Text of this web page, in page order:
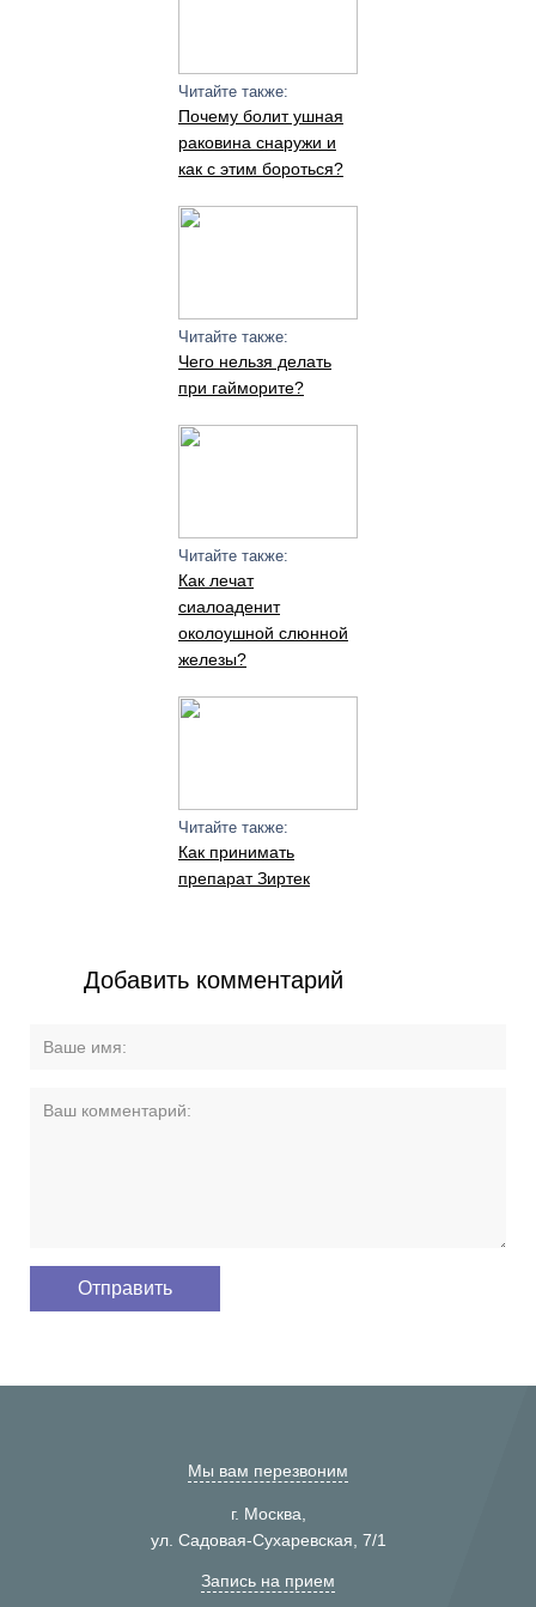
Читайте также:
Почему болит ушная
раковина снаружи и
как с этим бороться?
Читайте также:
Чего нельзя делать
при гайморите?
Читайте также:
Как лечат
сиалоаденит
околоушной слюнной
железы?
Читайте также:
Как принимать
препарат Зиртек
Добавить комментарий
Мы вам перезвоним
г. Москва,
ул. Садовая-Сухаревская, 7/1
Запись на прием